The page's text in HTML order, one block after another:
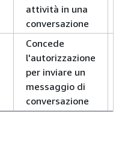
attività in una
conversazione
Concede
l'autorizzazione
per inviare un
messaggio di
conversazione